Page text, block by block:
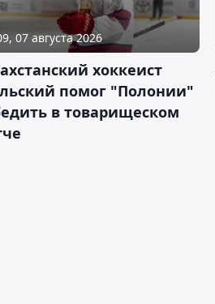
07 августа 2026
хоккеист
помог "Полонии"
в товарищеском